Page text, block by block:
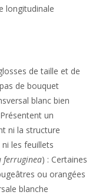
longitudinale
de taille et de
de bouquet
blanc bien
un
ni la structure
les feuillets
ferruginea) : Certaines
ou orangées
blanche